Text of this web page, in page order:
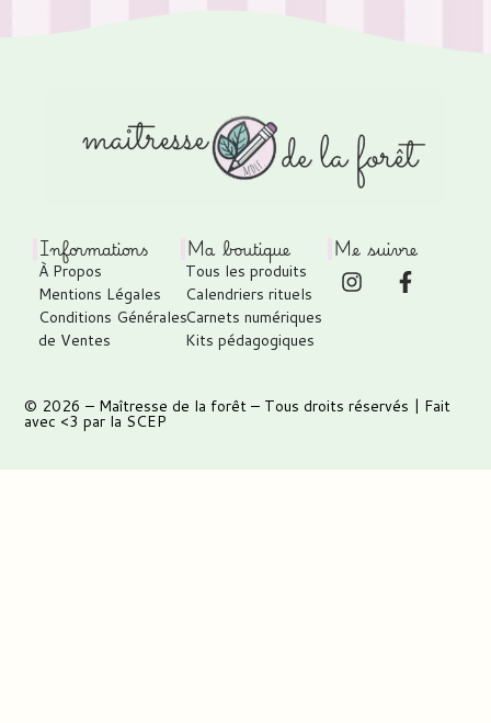
Informations
À Propos
Mentions Légales
Conditions Générales
de Ventes
Ma boutique
Tous les produits
Calendriers rituels
Carnets numériques
Kits pédagogiques
Me suivre
© 2026 – Maîtresse de la forêt – Tous droits réservés | Fait
avec <3 par la SCEP